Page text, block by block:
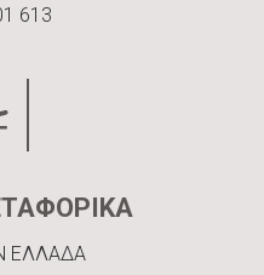
613
ΕΛΛΑΔΑ